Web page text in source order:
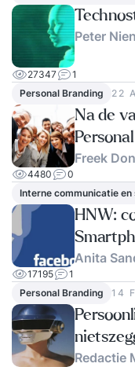
Peter
27347
1
Personal Branding
22
Na de
Freek
4480
0
Interne communicatie
HNW:
Anita
17195
1
Personal Branding
14
Redactie